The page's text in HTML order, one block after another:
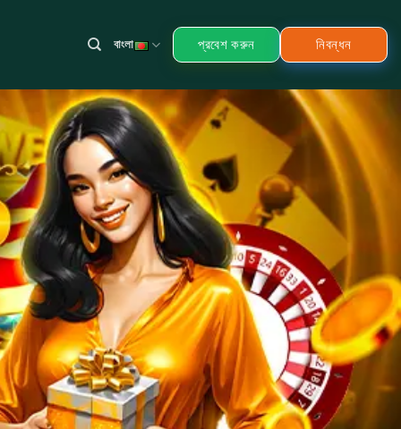
বাংলা প্রবেশ করুন নিবন্ধন